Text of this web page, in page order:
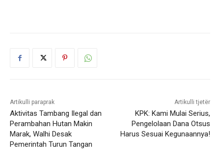
Artikulli paraprak
Aktivitas Tambang Ilegal dan
Perambahan Hutan Makin
Marak, Walhi Desak
Pemerintah Turun Tangan
Artikulli tjetër
KPK: Kami Mulai Serius,
Pengelolaan Dana Otsus
Harus Sesuai Kegunaannya!